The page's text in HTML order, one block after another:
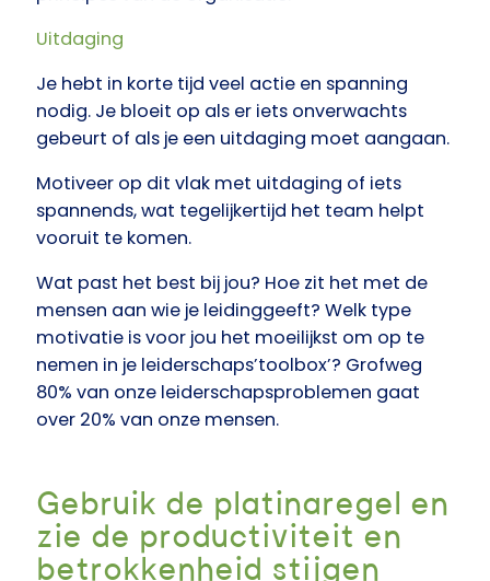
Uitdaging
Je hebt in korte tijd veel actie en spanning
nodig. Je bloeit op als er iets onverwachts
gebeurt of als je een uitdaging moet aangaan.
Motiveer op dit vlak met uitdaging of iets
spannends, wat tegelijkertijd het team helpt
vooruit te komen.
Wat past het best bij jou? Hoe zit het met de
mensen aan wie je leidinggeeft? Welk type
motivatie is voor jou het moeilijkst om op te
nemen in je leiderschaps’toolbox’? Grofweg
80% van onze leiderschapsproblemen gaat
over 20% van onze mensen.
Gebruik de platinaregel en
zie de productiviteit en
betrokkenheid stijgen